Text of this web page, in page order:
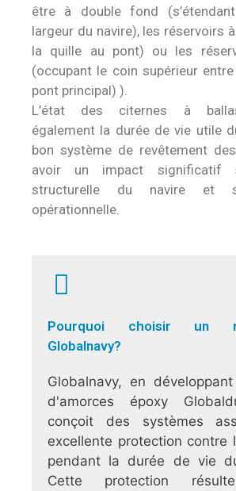
être à double fond
largeur du navire), les réservoirs
la quille au pont) ou les
(occupant le coin supérieur
pont principal) ).
L’état des citernes à
également la durée de vie utile
bon système de revêtement
avoir un impact significatif
structurelle du navire et
opérationnelle.
Pourquoi choisir un
Globalnavy?
Globalnavy, en
d'amorces époxy
conçoit des systèmes
excellente protection contre
pendant la durée de vie
Cette protection